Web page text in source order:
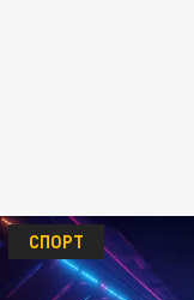
СПОРТ